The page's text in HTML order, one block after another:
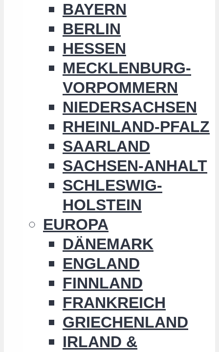
BAYERN
BERLIN
HESSEN
MECKLENBURG-
VORPOMMERN
NIEDERSACHSEN
RHEINLAND-PFALZ
SAARLAND
SACHSEN-ANHALT
SCHLESWIG-
HOLSTEIN
EUROPA
DÄNEMARK
ENGLAND
FINNLAND
FRANKREICH
GRIECHENLAND
IRLAND &